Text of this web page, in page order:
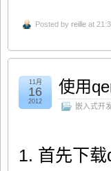
Posted by reille at
使用
嵌入式开
11月
16
2012
1. 首先下